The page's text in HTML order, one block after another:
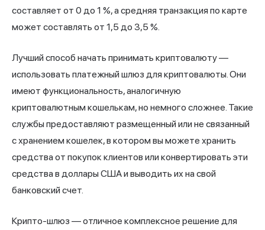
составляет от 0 до 1 %, а средняя транзакция по карте
может составлять от 1,5 до 3,5 %.
Лучший способ начать принимать криптовалюту —
использовать платежный шлюз для криптовалюты. Они
имеют функциональность, аналогичную
криптовалютным кошелькам, но немного сложнее. Такие
службы предоставляют размещенный или не связанный
с хранением кошелек, в котором вы можете хранить
средства от покупок клиентов или конвертировать эти
средства в доллары США и выводить их на свой
банковский счет.
Крипто-шлюз — отличное комплексное решение для